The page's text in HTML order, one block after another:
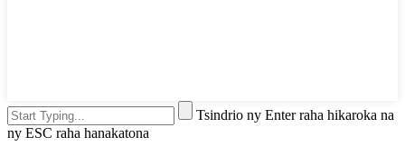
Tsindrio ny Enter raha hikaroka na
ny ESC raha hanakatona